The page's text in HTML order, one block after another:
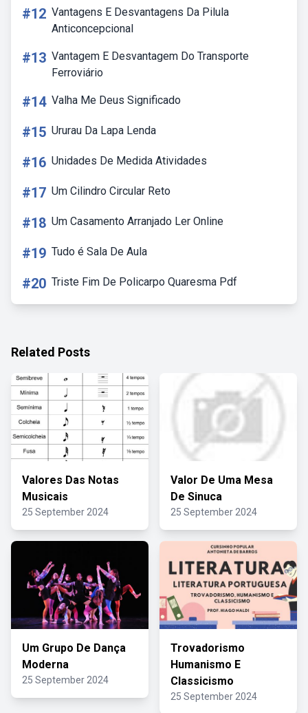
#12 Vantagens E Desvantagens Da Pilula
Anticoncepcional
#13 Vantagem E Desvantagem Do Transporte
Ferroviário
#14 Valha Me Deus Significado
#15 Ururau Da Lapa Lenda
#16 Unidades De Medida Atividades
#17 Um Cilindro Circular Reto
#18 Um Casamento Arranjado Ler Online
#19 Tudo é Sala De Aula
#20 Triste Fim De Policarpo Quaresma Pdf
Related Posts
Valores Das Notas
Musicais
25 September 2024
Valor De Uma Mesa
De Sinuca
25 September 2024
Um Grupo De Dança
Moderna
25 September 2024
Trovadorismo
Humanismo E
Classicismo
25 September 2024